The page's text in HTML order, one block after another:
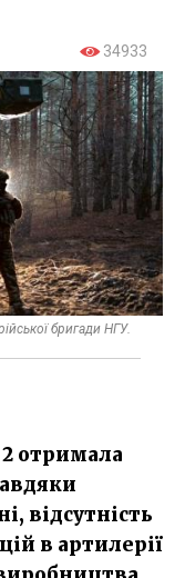
34933
бригади НГУ.
отримала
відсутність
в артилерії